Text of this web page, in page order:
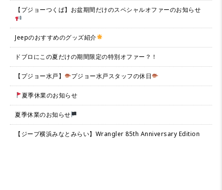
【プジョーつくば】お盆期間だけのスペシャルオファーのお知らせ
Jeepのおすすめのグッズ紹介
ドブロにこの夏だけの期間限定の特別オファー？！
【プジョー水戸】 プジョー水戸スタッフの休日
夏季休業のお知らせ
夏季休業のお知らせ
【ジープ横浜みなとみらい】Wrangler 85th Anniversary Edition